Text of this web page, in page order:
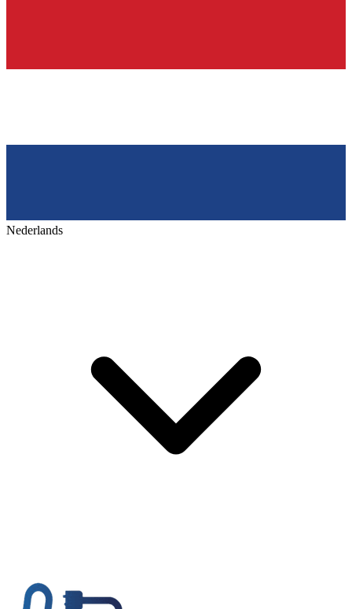
Nederlands